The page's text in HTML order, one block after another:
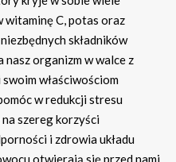
C, potas oraz
składników
organizm w walce z
właściwościom
w redukcji stresu
szereg korzyści
i zdrowia układu
otwierają się przed nami